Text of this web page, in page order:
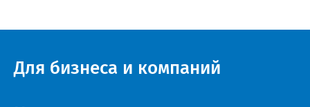
пунктуация авторские). Под обращением есть комментарий
посёлке и работать приходится в сложных условиях горной
местности. «К сожалению, в процессе бурения иногда
Для бизнеса и компаний